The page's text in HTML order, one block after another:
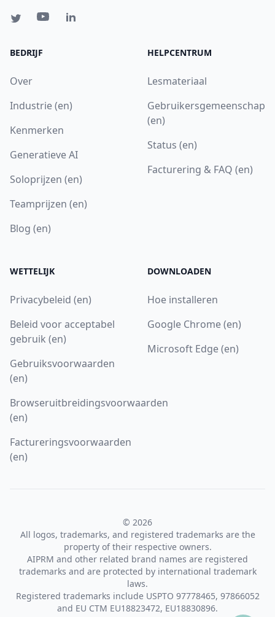
BEDRIJF
Over
Industrie (en)
Kenmerken
Generatieve AI
Soloprijzen (en)
Teamprijzen (en)
Blog (en)
HELPCENTRUM
Lesmateriaal
Gebruikersgemeenschap
(en)
Status (en)
Facturering & FAQ (en)
WETTELIJK
Privacybeleid (en)
Beleid voor acceptabel
gebruik (en)
Gebruiksvoorwaarden
(en)
Browseruitbreidingsvoorwaarden
(en)
Factureringsvoorwaarden
(en)
DOWNLOADEN
Hoe installeren
Google Chrome (en)
Microsoft Edge (en)
© 2026
All logos, trademarks, and registered trademarks are the
property of their respective owners.
AIPRM and other related brand names are registered
trademarks and are protected by international trademark
laws.
Registered trademarks include USPTO 97778465, 97866052
and EU CTM EU18823472, EU18830896.